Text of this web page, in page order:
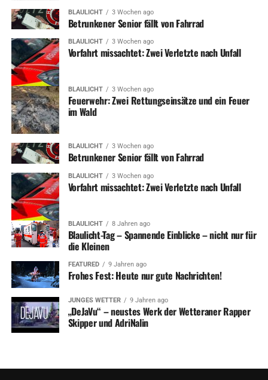
BLAULICHT 3 Wochen ago
Betrunkener Senior fällt von Fahrrad
BLAULICHT 3 Wochen ago
Vorfahrt missachtet: Zwei Verletzte nach Unfall
BLAULICHT 3 Wochen ago
Feuerwehr: Zwei Rettungseinsätze und ein Feuer
im Wald
BLAULICHT 3 Wochen ago
Betrunkener Senior fällt von Fahrrad
BLAULICHT 3 Wochen ago
Vorfahrt missachtet: Zwei Verletzte nach Unfall
BLAULICHT 8 Jahren ago
Blaulicht-Tag – Spannende Einblicke – nicht nur für
die Kleinen
FEATURED 9 Jahren ago
Frohes Fest: Heute nur gute Nachrichten!
JUNGES WETTER 9 Jahren ago
„DeJaVu“ – neustes Werk der Wetteraner Rapper
Skipper und AdriNalin